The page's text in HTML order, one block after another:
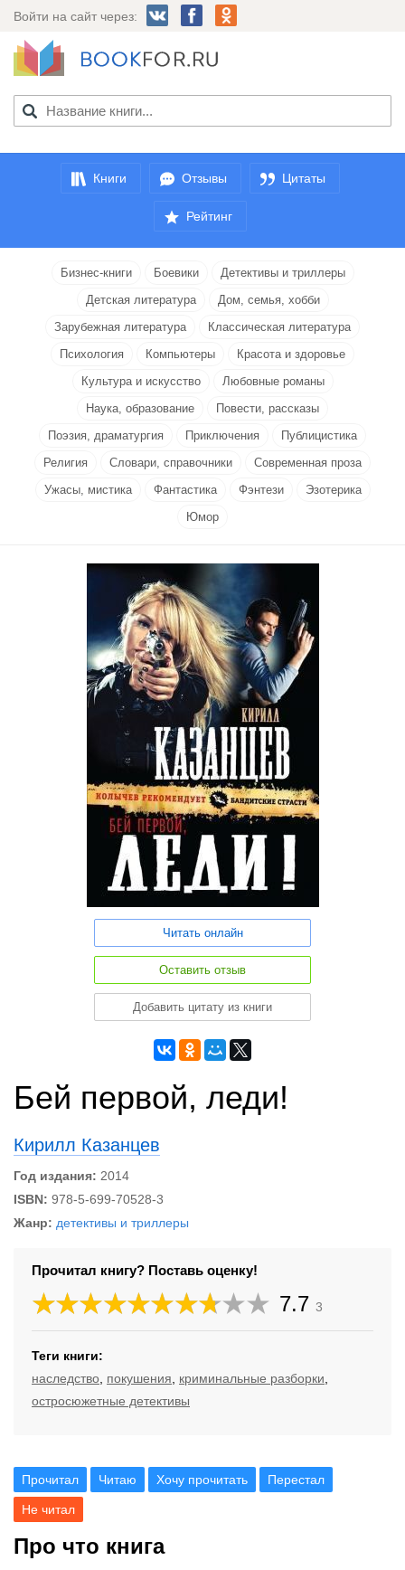
Войти на сайт через:
Книги Отзывы Цитаты
Рейтинг
Бизнес-книги Боевики
Детективы и триллеры
Детская литература
Дом, семья, хобби
Зарубежная литература
Классическая литература
Психология
Компьютеры
Красота и здоровье
Культура и искусство
Любовные романы
Наука, образование
Повести, рассказы
Поэзия, драматургия
Приключения
Публицистика
Религия
Словари, справочники
Современная проза
Ужасы, мистика
Фантастика Фэнтези
Эзотерика
Юмор
Читать онлайн
Оставить отзыв
Добавить цитату из книги
Бей первой, леди!
Кирилл Казанцев
Год издания: 2014
ISBN: 978-5-699-70528-3
Жанр: детективы и триллеры
Прочитал книгу? Поставь оценку!
7.7 3
Теги книги:
наследство покушения криминальные разборки
остросюжетные детективы
Прочитал Читаю Хочу прочитать Перестал
Не читал
Про что книга